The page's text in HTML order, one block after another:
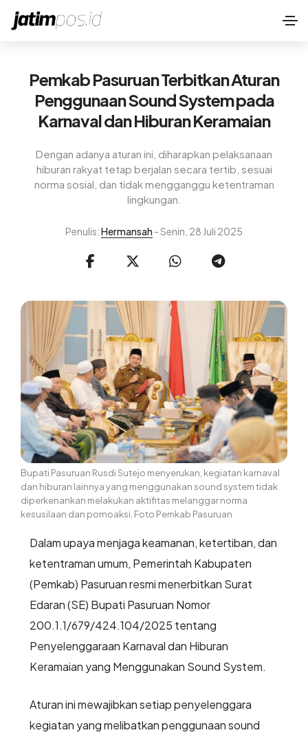
Pemkab Pasuruan Terbitkan Aturan
Penggunaan Sound System pada
Karnaval dan Hiburan Keramaian
Dengan adanya aturan ini, diharapkan pelaksanaan
hiburan rakyat tetap berjalan secara tertib, sesuai
norma sosial, dan tidak mengganggu ketentraman
lingkungan.
Penulis:Hermansah - Senin, 28 Juli 2025
Bupati Pasuruan Rusdi Sutejo menyerukan, kegiatan karnaval
dan hiburan lainnya yang menggunakan sound system tidak
diperkenankan melakukan aktifitas melanggar norma
kesusilaan dan pornoaksi. Foto Pemkab Pasuruan
Dalam upaya menjaga keamanan, ketertiban, dan
ketentraman umum, Pemerintah Kabupaten
(Pemkab) Pasuruan resmi menerbitkan Surat
Edaran (SE) Bupati Pasuruan Nomor
200.1.1/679/424.104/2025 tentang
Penyelenggaraan Karnaval dan Hiburan
Keramaian yang Menggunakan Sound System.
Aturan ini mewajibkan setiap penyelenggara
kegiatan yang melibatkan penggunaan sound